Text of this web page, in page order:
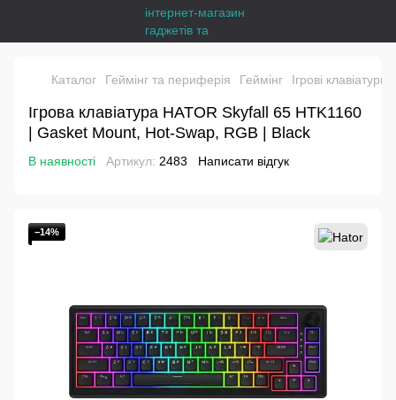
Каталог Геймінг та периферія Геймінг Ігрові клавіатури
Ігрова клавіатура HATOR Skyfall 65 HTK1160
| Gasket Mount, Hot-Swap, RGB | Black
В наявності Артикул: 2483 Написати відгук
−14%